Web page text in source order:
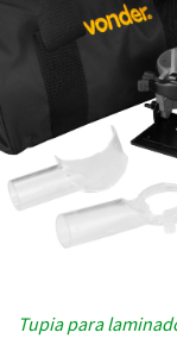
Tupia para